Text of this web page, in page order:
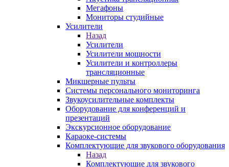
Мегафоны
Мониторы студийные
Усилители
Назад
Усилители
Усилители мощности
Усилители и контроллеры
трансляционные
Микшерные пульты
Системы персонального мониторинга
Звукоусилительные комплекты
Оборудование для конференций и
презентаций
Экскурсионное оборудование
Караоке-системы
Комплектующие для звукового оборудования
Назад
Комплектующие для звукового